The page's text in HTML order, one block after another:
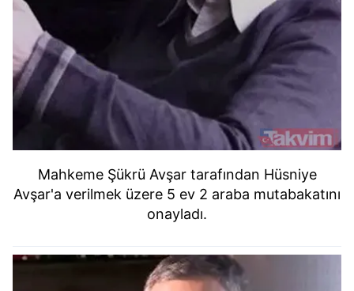
Mahkeme Şükrü Avşar tarafından Hüsniye
Avşar'a verilmek üzere 5 ev 2 araba mutabakatını
onayladı.